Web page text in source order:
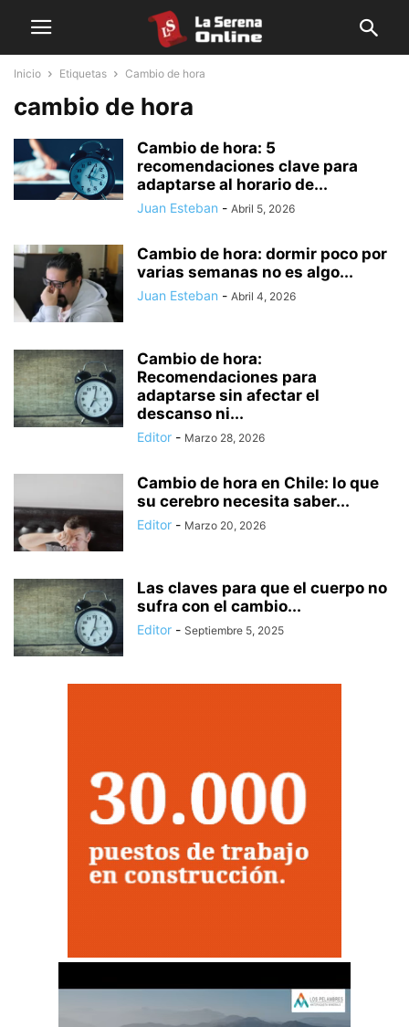
Inicio Etiquetas Cambio de hora
cambio de hora
Cambio de hora: 5
recomendaciones clave para
adaptarse al horario de...
Juan Esteban - Abril 5, 2026
Cambio de hora: dormir poco por
varias semanas no es algo...
Juan Esteban - Abril 4, 2026
Cambio de hora:
Recomendaciones para
adaptarse sin afectar el
descanso ni...
Editor - Marzo 28, 2026
Cambio de hora en Chile: lo que
su cerebro necesita saber...
Editor - Marzo 20, 2026
Las claves para que el cuerpo no
sufra con el cambio...
Editor - Septiembre 5, 2025